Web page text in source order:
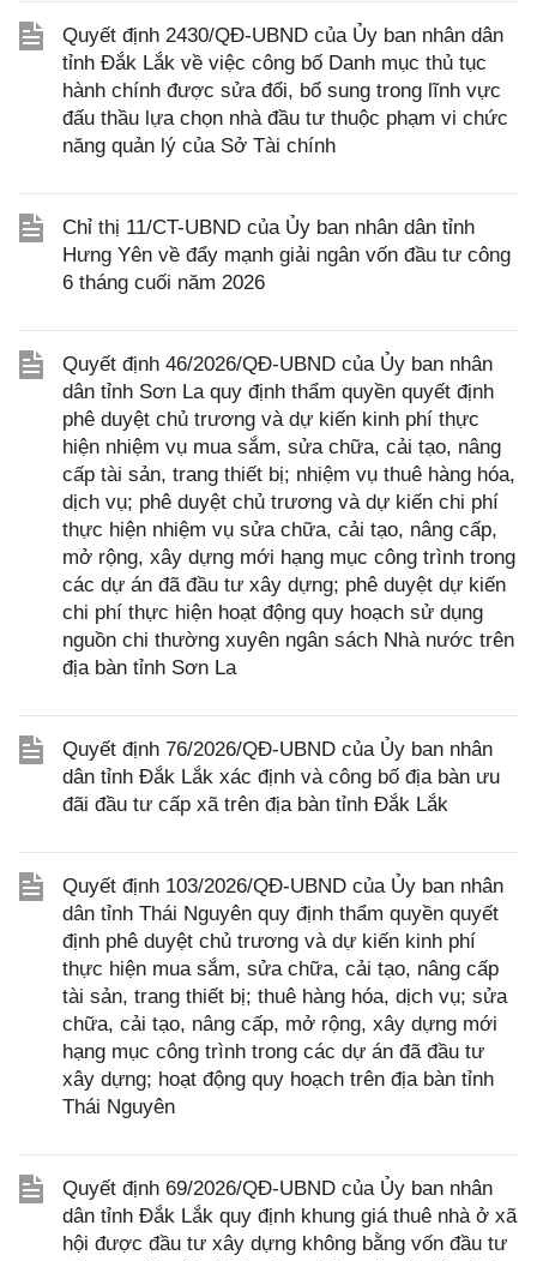
Quyết định 2430/QĐ-UBND của Ủy ban nhân dân
tỉnh Đắk Lắk về việc công bố Danh mục thủ tục
hành chính được sửa đổi, bổ sung trong lĩnh vực
đấu thầu lựa chọn nhà đầu tư thuộc phạm vi chức
năng quản lý của Sở Tài chính
Chỉ thị 11/CT-UBND của Ủy ban nhân dân tỉnh
Hưng Yên về đẩy mạnh giải ngân vốn đầu tư công
6 tháng cuối năm 2026
Quyết định 46/2026/QĐ-UBND của Ủy ban nhân
dân tỉnh Sơn La quy định thẩm quyền quyết định
phê duyệt chủ trương và dự kiến kinh phí thực
hiện nhiệm vụ mua sắm, sửa chữa, cải tạo, nâng
cấp tài sản, trang thiết bị; nhiệm vụ thuê hàng hóa,
dịch vụ; phê duyệt chủ trương và dự kiến chi phí
thực hiện nhiệm vụ sửa chữa, cải tạo, nâng cấp,
mở rộng, xây dựng mới hạng mục công trình trong
các dự án đã đầu tư xây dựng; phê duyệt dự kiến
chi phí thực hiện hoạt động quy hoạch sử dụng
nguồn chi thường xuyên ngân sách Nhà nước trên
địa bàn tỉnh Sơn La
Quyết định 76/2026/QĐ-UBND của Ủy ban nhân
dân tỉnh Đắk Lắk xác định và công bố địa bàn ưu
đãi đầu tư cấp xã trên địa bàn tỉnh Đắk Lắk
Quyết định 103/2026/QĐ-UBND của Ủy ban nhân
dân tỉnh Thái Nguyên quy định thẩm quyền quyết
định phê duyệt chủ trương và dự kiến kinh phí
thực hiện mua sắm, sửa chữa, cải tạo, nâng cấp
tài sản, trang thiết bị; thuê hàng hóa, dịch vụ; sửa
chữa, cải tạo, nâng cấp, mở rộng, xây dựng mới
hạng mục công trình trong các dự án đã đầu tư
xây dựng; hoạt động quy hoạch trên địa bàn tỉnh
Thái Nguyên
Quyết định 69/2026/QĐ-UBND của Ủy ban nhân
dân tỉnh Đắk Lắk quy định khung giá thuê nhà ở xã
hội được đầu tư xây dựng không bằng vốn đầu tư